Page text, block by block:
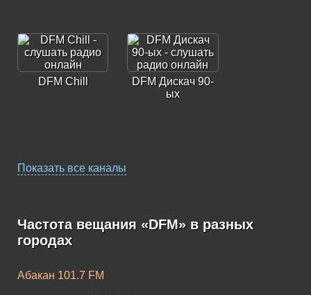
DFM Chill
DFM Дискач 90-
ых
Показать все каналы
Частота вещания «DFM» в разных
городах
Абакан 101.7 FM